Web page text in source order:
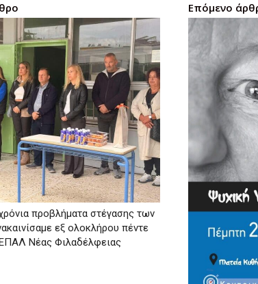
προβλήματα στέγασης των
εξ ολοκλήρου πέντε
Νέας Φιλαδέλφειας
Επόμενο